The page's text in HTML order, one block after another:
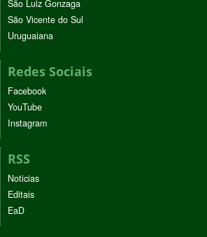
São Luiz Gonzaga
São Vicente do Sul
Uruguaiana
Redes Sociais
Facebook
YouTube
Instagram
RSS
Noticias
Editais
EaD